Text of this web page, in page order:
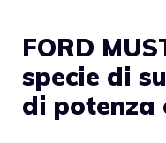
FORD
specie di
di potenza